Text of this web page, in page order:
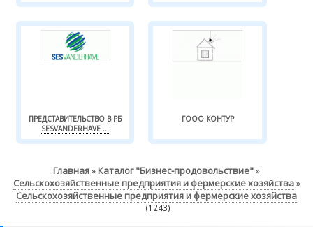
ПРЕДСТАВИТЕЛЬСТВО В РБ
SESVANDERHAVE ...
ГООО КОНТУР
Главная» Каталог "Бизнес-продовольствие"»
Сельскохозяйственные предприятия и фермерские хозяйства»
Сельскохозяйственные предприятия и фермерские хозяйства
(1243)